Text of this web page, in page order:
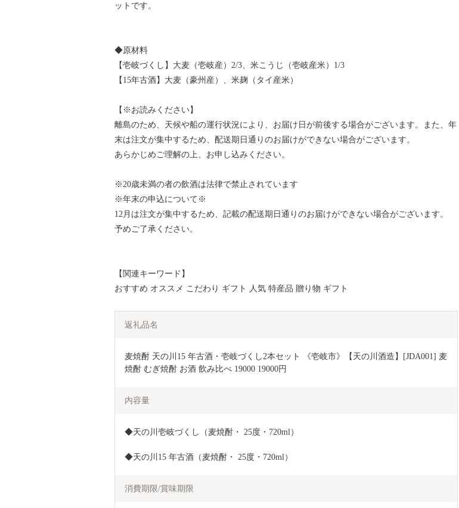
ットです。
◆原材料
【壱岐づくし】大麦（壱岐産）2/3、米こうじ（壱岐産米）1/3
【15年古酒】大麦（豪州産）、米麹（タイ産米）
【※お読みください】
離島のため、天候や船の運行状況により、お届け日が前後する場合がございます。また、年
末は注文が集中するため、配送期日通りのお届けができない場合がございます。
あらかじめご理解の上、お申し込みください。
※20歳未満の者の飲酒は法律で禁止されています
※年末の申込について※
12月は注文が集中するため、記載の配送期日通りのお届けができない場合がございます。
予めご了承ください。
【関連キーワード】
おすすめ オススメ こだわり ギフト 人気 特産品 贈り物 ギフト
返礼品名
麦焼酎 天の川15 年古酒・壱岐づくし2本セット 《壱岐市》【天の川酒造】[JDA001] 麦
焼酎 むぎ焼酎 お酒 飲み比べ 19000 19000円
内容量
◆天の川壱岐づくし（麦焼酎・ 25度・720ml）
◆天の川15 年古酒（麦焼酎・ 25度・720ml）
消費期限/賞味期限